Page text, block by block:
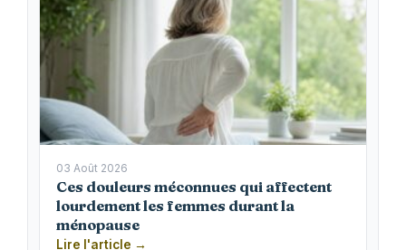
03 Août 2026
Ces douleurs méconnues qui affectent
lourdement les femmes durant la
ménopause
Lire l'article →